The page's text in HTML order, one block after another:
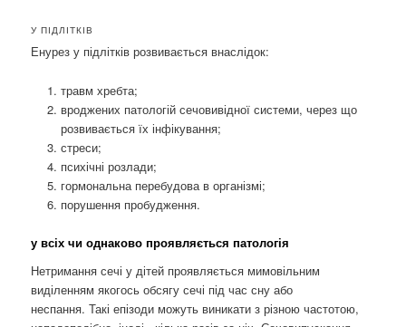
У ПІДЛІТКІВ
Енурез у підлітків розвивається внаслідок:
травм хребта;
вроджених патологій сечовивідної системи, через що
розвивається їх інфікування;
стреси;
психічні розлади;
гормональна перебудова в організмі;
порушення пробудження.
у всіх чи однаково проявляється патологія
Нетримання сечі у дітей проявляється мимовільним
виділенням якогось обсягу сечі під час сну або
неспання. Такі епізоди можуть виникати з різною частотою,